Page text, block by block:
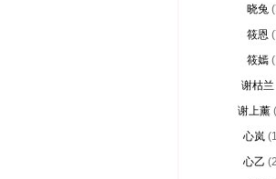
晓兔
筱恩
筱嫣
谢枯兰
谢上薰
心岚
心乙